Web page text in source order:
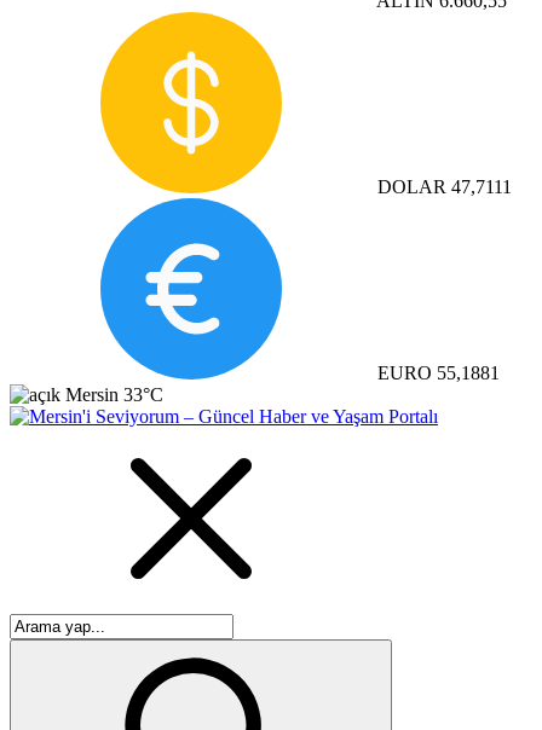
DOLAR 47,7111
EURO 55,1881
Mersin 33°C